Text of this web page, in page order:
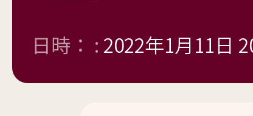
日時： : 2022年1月11日